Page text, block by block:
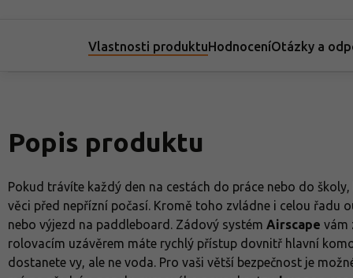
Vlastnosti produktuHodnoceníOtázky a
Popis produktu
Pokud trávíte každý den na cestách do práce nebo do
věci před nepřízní počasí. Kromě toho zvládne i celou
nebo výjezd na paddleboard. Zádový systém Airscape vám
rolovacím uzávěrem máte rychlý přístup dovnitř hlavní
dostanete vy, ale ne voda. Pro vaši větší bezpečnost je